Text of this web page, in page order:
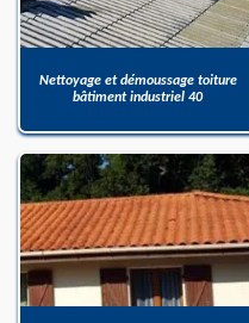
Nettoyage et démoussage toiture
bâtiment industriel 40